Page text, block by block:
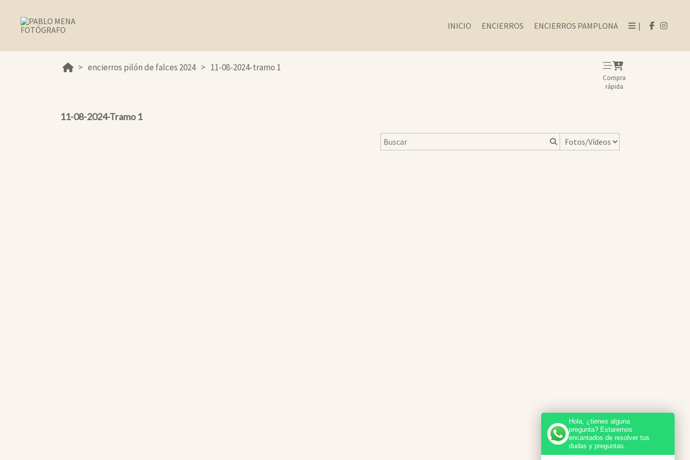
INICIO ENCIERROS ENCIERROS PAMPLONA |
encierros pilón de falces 2024 11-08-2024-tramo 1
Compra
rápida
11-08-2024-Tramo 1
Hola, ¿tienes alguna
pregunta? Estaremos
encantados de resolver tus
dudas y preguntas.